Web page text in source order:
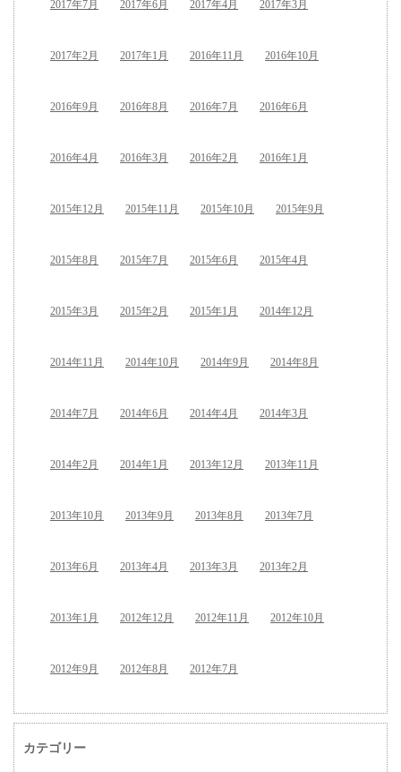
2017年7月 2017年6月 2017年4月 2017年3月
2017年2月 2017年1月 2016年11月 2016年10月
2016年9月 2016年8月 2016年7月 2016年6月
2016年4月 2016年3月 2016年2月 2016年1月
2015年12月 2015年11月 2015年10月 2015年9月
2015年8月 2015年7月 2015年6月 2015年4月
2015年3月 2015年2月 2015年1月 2014年12月
2014年11月 2014年10月 2014年9月 2014年8月
2014年7月 2014年6月 2014年4月 2014年3月
2014年2月 2014年1月 2013年12月 2013年11月
2013年10月 2013年9月 2013年8月 2013年7月
2013年6月 2013年4月 2013年3月 2013年2月
2013年1月 2012年12月 2012年11月 2012年10月
2012年9月 2012年8月 2012年7月
カテゴリー